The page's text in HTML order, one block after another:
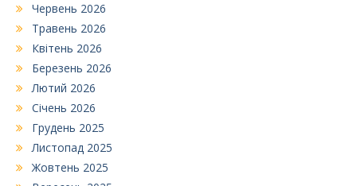
Червень 2026
Травень 2026
Квітень 2026
Березень 2026
Лютий 2026
Січень 2026
Грудень 2025
Листопад 2025
Жовтень 2025